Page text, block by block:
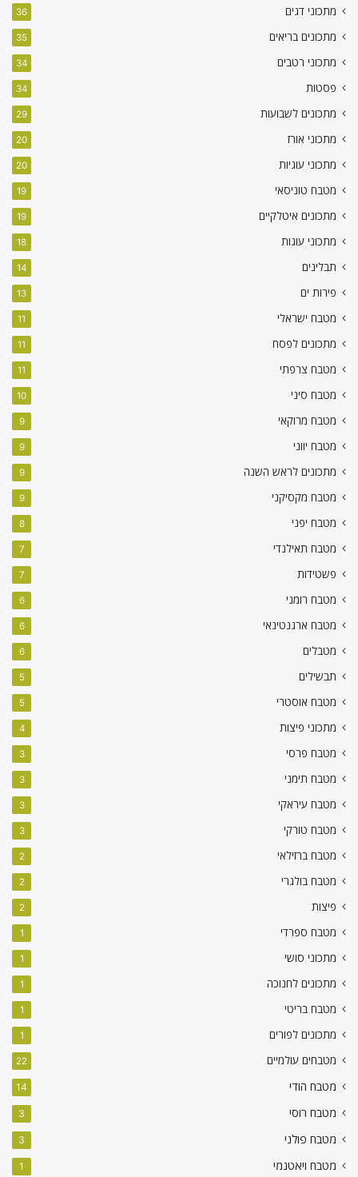
מתכוני דגים 36
מתכונים בריאים 35
מתכוני רטבים 34
פסטות 34
מתכונים לשבועות 29
מתכוני אורז 20
מתכוני עוגיות 20
מטבח טוניסאי 19
מתכונים איטלקיים 19
מתכוני עוגות 18
תבלינים 14
פירות ים 13
מטבח ישראלי 11
מתכונים לפסח 11
מטבח צרפתי 11
מטבח סיני 10
מטבח מרוקאי 9
מטבח יווני 9
מתכונים לראש השנה 9
מטבח מקסיקני 9
מטבח יפני 8
מטבח תאילנדי 7
פשטידות 7
מטבח רומני 6
מטבח ארגנטינאי 6
מטבלים 6
תבשילים 5
מטבח אוסטרי 5
מתכוני פיצות 4
מטבח פרסי 3
מטבח תימני 3
מטבח עיראקי 3
מטבח טורקי 3
מטבח ברזילאי 2
מטבח בולגרי 2
פיצות 2
מטבח ספרדי 1
מתכוני סושי 1
מתכונים לחנוכה 1
מטבח בריטי 1
מתכונים לפורים 1
מטבחים עולמיים 22
מטבח הודי 14
מטבח רוסי 3
מטבח פולני 3
מטבח ויאטנמי 1